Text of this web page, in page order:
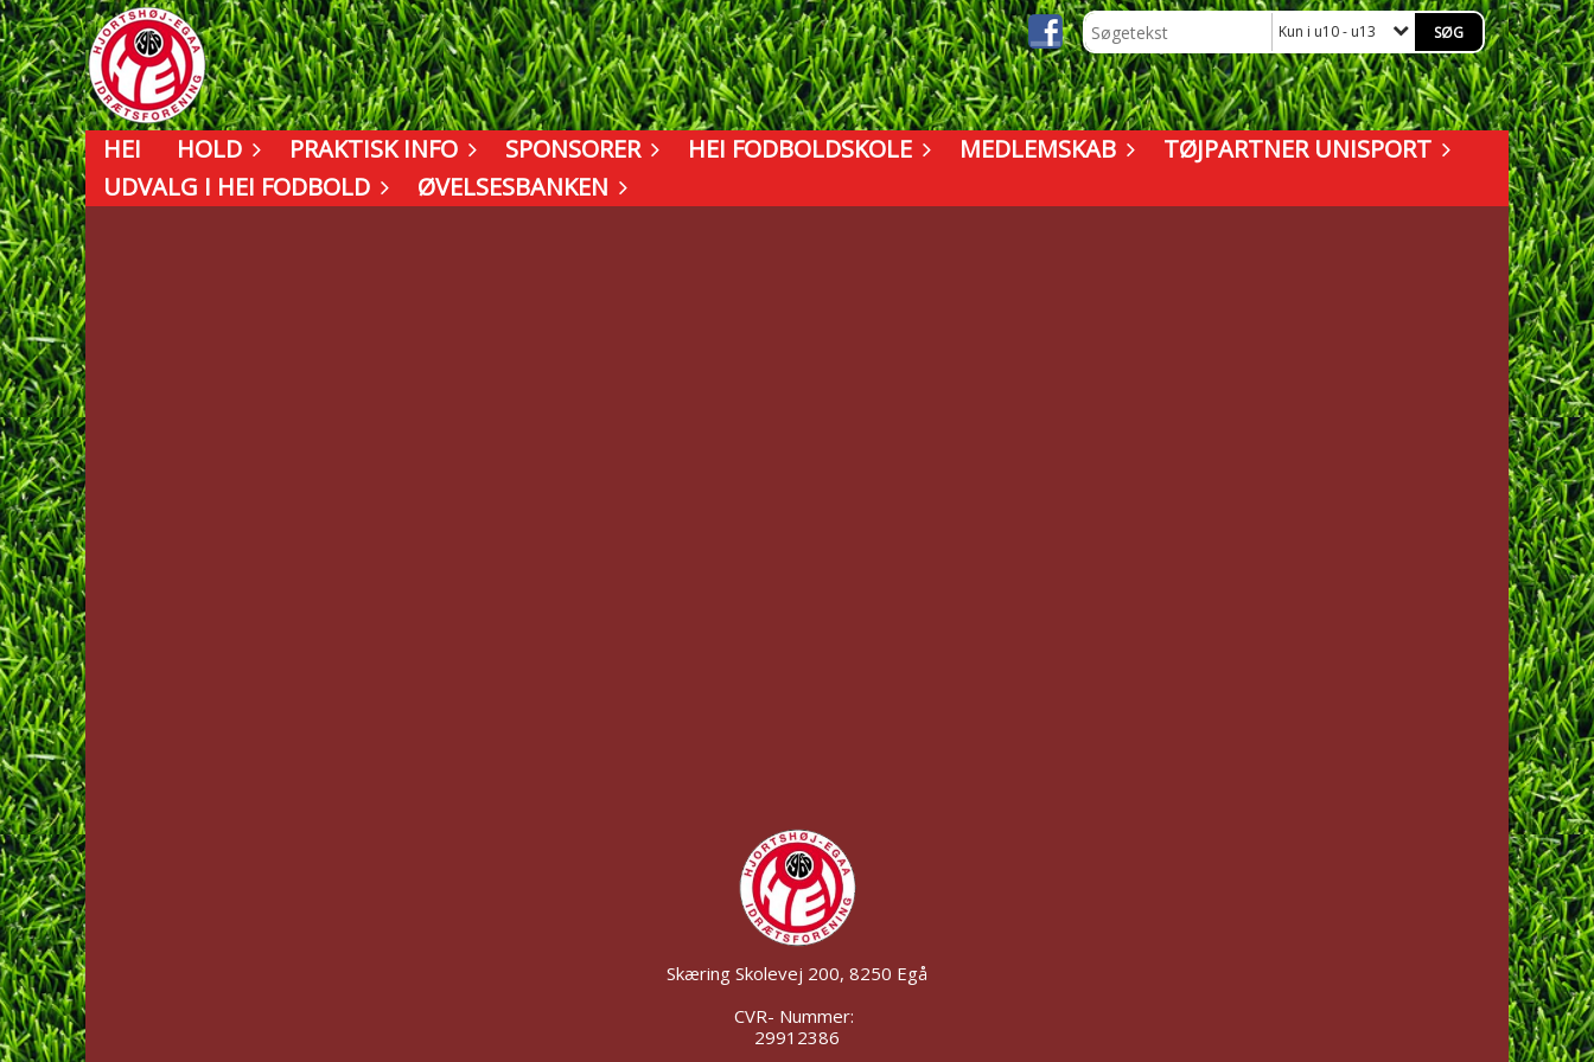
Kun i u10 - u13
HEI HOLD PRAKTISK INFO SPONSORER HEI FODBOLDSKOLE MEDLEMSKAB
TØJPARTNER UNISPORT
UDVALG I HEI FODBOLD
ØVELSESBANKEN
Skæring Skolevej 200, 8250 Egå
CVR- Nummer:
29912386